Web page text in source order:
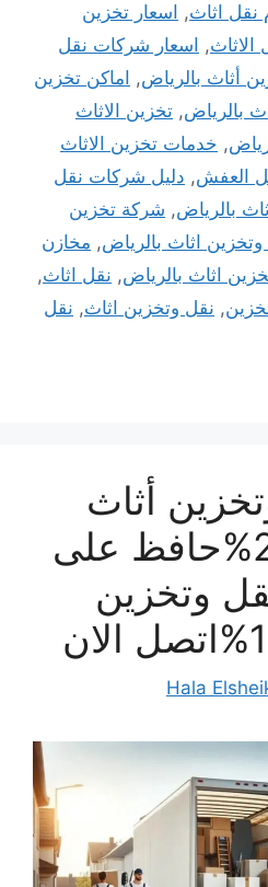
نقل اثاث, اسعار تخزين
, اسعار شركات نقل
أثاث بالرياض, اماكن تخزين
بالرياض, تخزين الاثاث
, خدمات تخزين الاثاث
العفش, دليل شركات نقل
بالرياض, شركة تخزين
اثاث بالرياض, مخازن
اثاث بالرياض, نقل اثاث,
, نقل وتخزين اثاث, نقل
أثاث
بالرياض بـ20%حافظ على
وتخزين
Hala